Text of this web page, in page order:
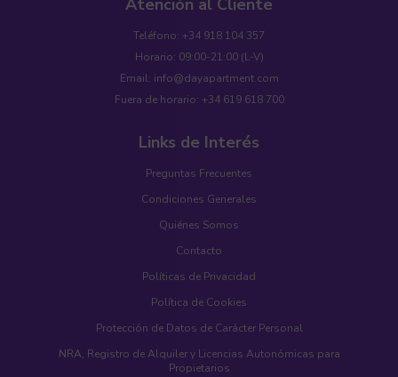
Atención al Cliente
Teléfono: +34 918 104 357
Horario: 09:00-21:00 (L-V)
Email: info@dayapartment.com
Fuera de horario: +34 619 618 700
Links de Interés
Preguntas Frecuentes
Condiciones Generales
Quiénes Somos
Contacto
Políticas de Privacidad
Política de Cookies
Protección de Datos de Carácter Personal
NRA, Registro de Alquiler y Licencias Autonómicas para
Propietarios